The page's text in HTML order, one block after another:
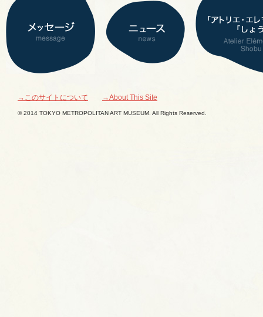
→このサイトについて →About This Site
© 2014 TOKYO METROPOLITAN ART MUSEUM. All Rights Reserved.